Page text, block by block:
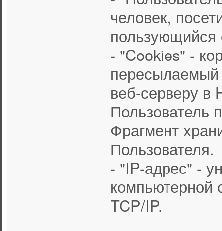
человек,
пользующийся
- "Cookies" -
пересылаемый
веб-серверу в
Пользователь
Фрагмент
Пользователя.
- "IP-адрес" -
компьютерной
TCP/IP.